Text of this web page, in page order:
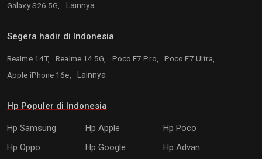
Galaxy S26 5G, Lainnya
Segera hadir di Indonesia
Realme 14T, Realme 14 5G, Poco F7 Pro,
Poco F7 Ultra,
Apple iPhone 16e,
Lainnya
Hp Populer di Indonesia
Hp Samsung Hp Apple
Hp Poco
Hp Oppo
Hp Google
Hp Advan